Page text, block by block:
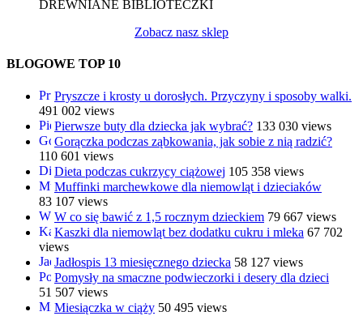
DREWNIANE BIBLIOTECZKI
Zobacz nasz sklep
BLOGOWE TOP 10
Pryszcze i krosty u dorosłych. Przyczyny i sposoby walki.
491 002 views
Pierwsze buty dla dziecka jak wybrać? 133 030 views
Gorączka podczas ząbkowania, jak sobie z nią radzić?
110 601 views
Dieta podczas cukrzycy ciążowej 105 358 views
Muffinki marchewkowe dla niemowląt i dzieciaków
83 107 views
W co się bawić z 1,5 rocznym dzieckiem 79 667 views
Kaszki dla niemowląt bez dodatku cukru i mleka 67 702
views
Jadłospis 13 miesięcznego dziecka 58 127 views
Pomysły na smaczne podwieczorki i desery dla dzieci
51 507 views
Miesiączka w ciąży 50 495 views